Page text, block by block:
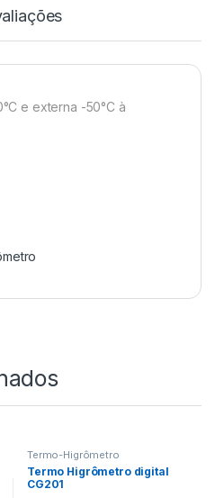
e externa -50°C à
Termo-Higrômetro
Termo Higrômetro digital
CG201